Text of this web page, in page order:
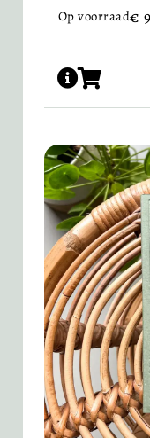
Op voorraad€